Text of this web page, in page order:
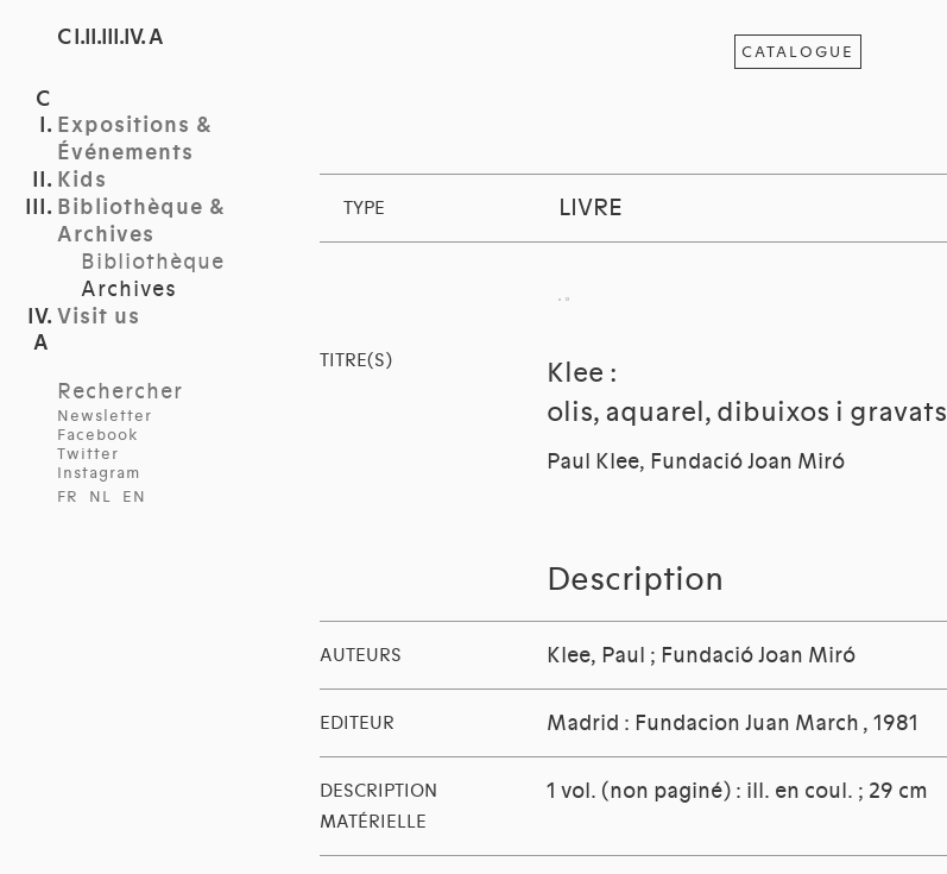
C I.II.III.IV. A
Expositions &
Événements
Kids
Bibliothèque &
Archives
Bibliothèque
Archives
Visit us
Rechercher
Newsletter
Facebook
Twitter
Instagram
FR
NL EN
CATALOGUE
TYPE LIVRE
TITRE(S)
Klee :
olis, aquarel, dibuixos i gravats
Paul Klee, Fundació Joan Miró
Description
AUTEURS Klee, Paul ; Fundació Joan Miró
EDITEUR Madrid : Fundacion Juan March , 1981
DESCRIPTION
MATÉRIELLE
1 vol. (non paginé) : ill. en coul. ; 29 cm